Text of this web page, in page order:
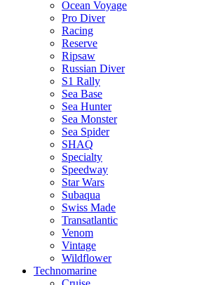
Ocean Voyage
Pro Diver
Racing
Reserve
Ripsaw
Russian Diver
S1 Rally
Sea Base
Sea Hunter
Sea Monster
Sea Spider
SHAQ
Specialty
Speedway
Star Wars
Subaqua
Swiss Made
Transatlantic
Venom
Vintage
Wildflower
Technomarine